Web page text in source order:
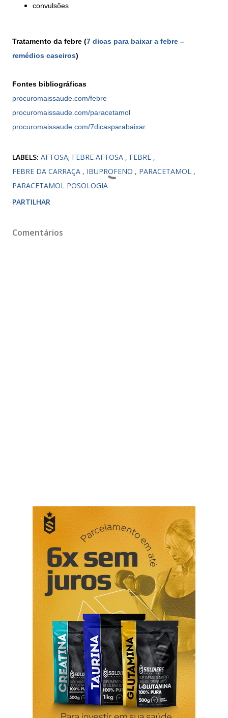
convulsões
Tratamento da febre (7 dicas para baixar a febre –
remédios caseiros)
Fontes bibliográficas
procuromaissaude.com/febre
procuromaissaude.com/paracetamol
procuromaissaude.com/7dicasparabaixar
LABELS: AFTOSA; FEBRE AFTOSA
FEBRE
FEBRE DA CARRAÇA
IBUPROFENO
PARACETAMOL
PARACETAMOL POSOLOGIA
PARTILHAR
Comentários